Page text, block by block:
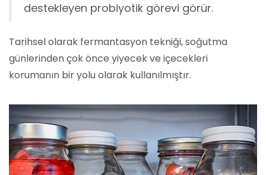
destekleyen probiyotik görevi görür.
Tarihsel olarak fermantasyon tekniği, soğutma
günlerinden çok önce yiyecek ve içecekleri
korumanın bir yolu olarak kullanılmıştır.